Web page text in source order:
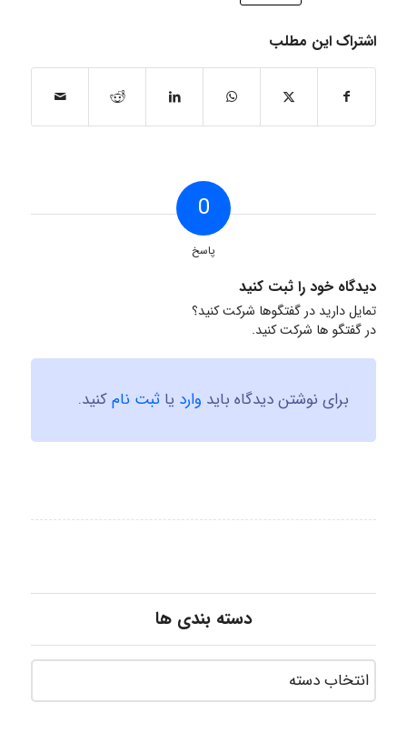
اشتراک این مطلب
0
پاسخ
دیدگاه خود را ثبت کنید
تمایل دارید در گفتگوها شرکت کنید؟
در گفتگو ها شرکت کنید.
برای نوشتن دیدگاه باید وارد یا ثبت نامکنید.
دسته بندی ها